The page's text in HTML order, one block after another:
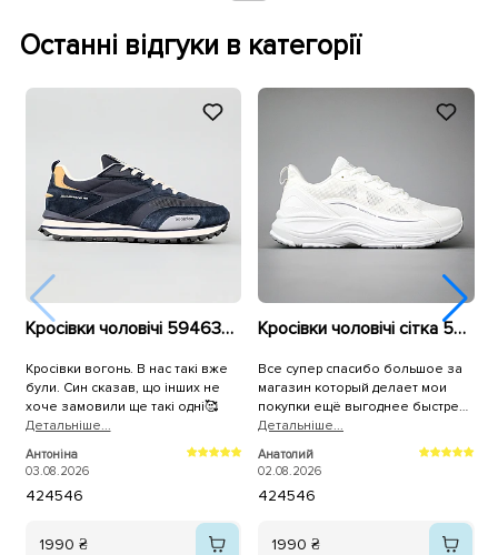
Останні відгуки в категорії
Кросівки чоловічі 594637 Сині
Кросівки вогонь. В нас такі вже
були. Син сказав, що інших не
хоче замовили ще такі одні🥰
Детальнiше...
Антоніна
03.08.2026
424546
1990 ₴
Кросівки чоловічі сітка 594396 Білі
Все супер спасибо большое за
магазин который делает мои
покупки ещё выгоднее быстрее
и качественнее,спасибо
большое всему коллективу
магазина Sezon.ua за самоё
продукции и быструю доставку на
Детальнiше...
Анатолий
02.08.2026
424546
1990 ₴